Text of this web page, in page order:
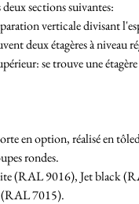
sections suivantes:
verticale divisant
deux étagères à niveau
se trouve une
en option, réalisé en
rondes.
(RAL 9016), Jet black
(RAL 7015).